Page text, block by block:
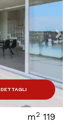
DETTAGLI
m2 119